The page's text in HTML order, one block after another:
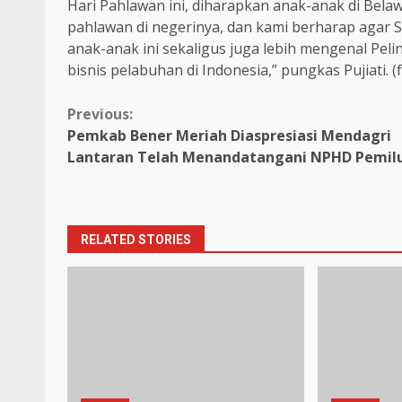
Hari Pahlawan ini, diharapkan anak-anak di
pahlawan di negerinya, dan kami berharap agar
anak-anak ini sekaligus juga lebih mengenal
bisnis pelabuhan di Indonesia,” pungkas Pujiati.
Continue
Reading
Previous:
Pemkab Bener Meriah Diaspresiasi Mendagri
Lantaran Telah Menandatangani NPHD
RELATED STORIES